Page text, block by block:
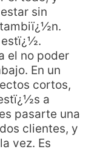
sin
estï¿½.
el no poder
En un
cortos,
a
pasarte una
clientes, y
vez. Es